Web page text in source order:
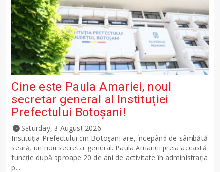
Cine este Paula Amariei, noul
secretar general al Instituției
Prefectului Botoșani!
Saturday, 8 August 2026
Instituția Prefectului din Botoșani are, începând de sâmbătă
seară, un nou secretar general. Paula Amariei preia această
funcție după aproape 20 de ani de activitate în administrația
p...